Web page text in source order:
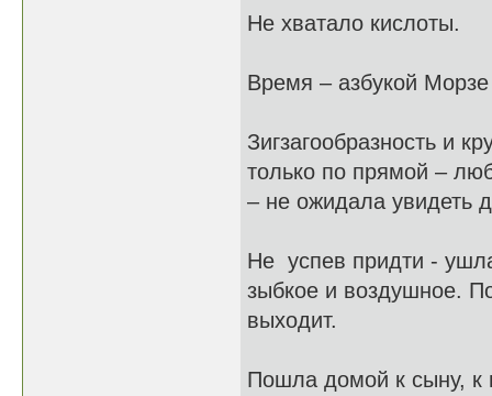
Не хватало кислоты.
Время – азбукой
Зигзагообразность и
только по прямой –
– не ожидала увидеть
Не успев придти -
зыбкое и воздушное.
выходит.
Пошла домой к сыну, к